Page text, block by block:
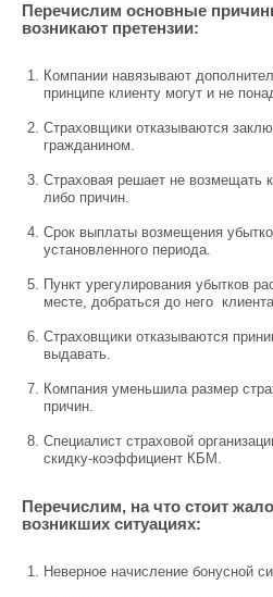
Перечислим основные
возникают претензии:
Компании навязывают
принципе клиенту могут и не
Страховщики отказываются
гражданином.
Страховая решает не возмещать
либо причин.
Срок выплаты возмещения
установленного периода.
Пункт урегулирования убытков
месте, добраться до него
Страховщики отказываются
выдавать.
Компания уменьшила размер
причин.
Специалист страховой
скидку-коэффициент КБМ.
Перечислим, на что стоит
возникших ситуациях:
Неверное начисление бонусной